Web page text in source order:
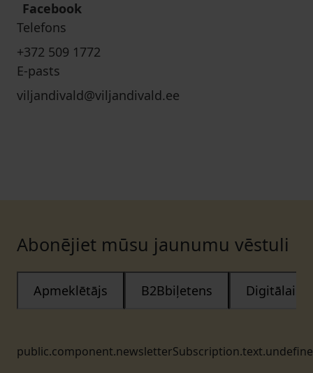
Facebook
Telefons
+372 509 1772
E-pasts
viljandivald@viljandivald.ee
Abonējiet mūsu jaunumu vēstuli
Apmeklētājs B2Bbiļetens Digitālais